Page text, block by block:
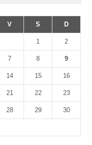
V S D
1 2
7 8 9
14 15 16
21 22 23
28 29 30